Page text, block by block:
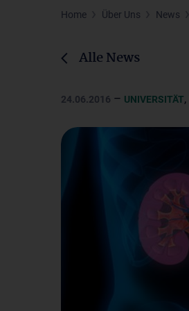
Home Über Uns News
Alle News
24.06.2016 – UNIVERSITÄT,